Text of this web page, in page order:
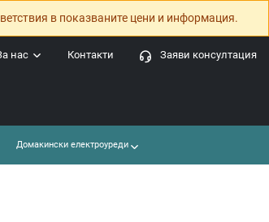
в показваните цени и информация.
Заяви консултация
Контакти
нас
Домакински електроуреди